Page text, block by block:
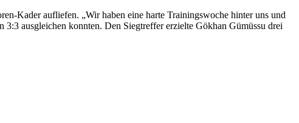
Kader aufliefen. „Wir haben eine harte Trainingswoche hinter uns und
ausgleichen konnten. Den Siegtreffer erzielte Gökhan Gümüssu drei